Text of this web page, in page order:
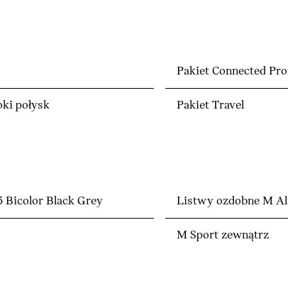
połysk
Pakiet Connected
Pakiet Travel
Bicolor Black Grey Listwy ozdobne M
M Sport zewnątrz